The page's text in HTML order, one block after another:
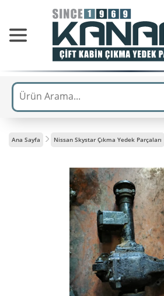
Ana Sayfa Nissan Skystar Çıkma Yedek Parçaları